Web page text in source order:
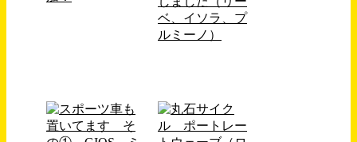
ベ、イソラ、プ
ルミーノ）